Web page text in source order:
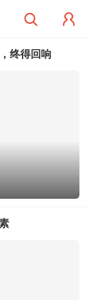
终得回响